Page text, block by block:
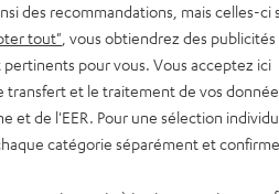
n
s
u
n
n
o
principales se situent dans le
de la parole lors des
ouvertures de microphone,
ce que nous soyons satisfaits.
des recommandations, mais celles-ci
tout" , vous obtiendrez des publicités
pour vous. Vous acceptez ici
transfert et le traitement de vos
et de l'EER. Pour une sélection
catégorie séparément et